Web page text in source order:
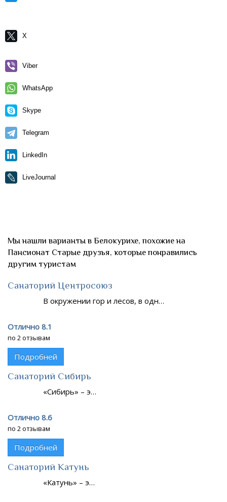
X
Viber
WhatsApp
Skype
Telegram
LinkedIn
LiveJournal
Мы нашли варианты в Белокурихе, похожие на
Пансионат Старые друзья, которые понравились
другим туристам
Санаторий Центросоюз
В окружении гор и лесов, в одн…
Отлично 8.1
по 2 отзывам
Подробней
Санаторий Сибирь
«Сибирь» – э…
Отлично 8.6
по 2 отзывам
Подробней
Санаторий Катунь
«Катунь» – э…